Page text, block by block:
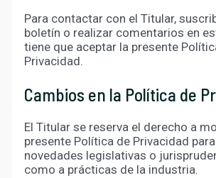
Para contactar con el Titular,
boletín o realizar comentarios en
tiene que aceptar la presente
Privacidad.
Cambios en la Política de
El Titular se reserva el derecho a
presente Política de Privacidad
novedades legislativas o
como a prácticas de la industria.